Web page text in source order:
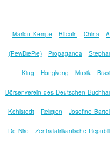
Marion Kempe Bitcoin China
(PewDiePie) Propaganda
King Hongkong Musik
Börsenverein des Deutschen
Kohlstedt Religion Josefine
De Niro Zentralafrikanische